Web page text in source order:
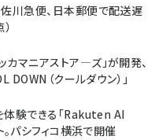
佐川急便、日本郵便で配送遅
カマニアストア―ズ」が開発、
DOWN（クールダウン）」
験できる「Rakuten AI
パシフィコ横浜で開催